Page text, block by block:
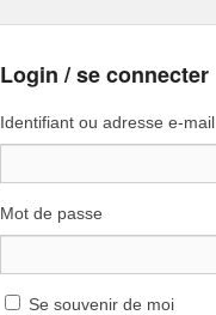
Login / se connecter
Identifiant ou adresse e-mail
Mot de passe
Se souvenir de moi